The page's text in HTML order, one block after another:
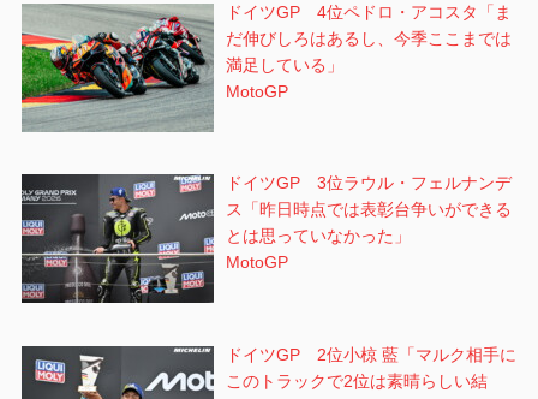
ドイツGP 4位ペドロ・アコスタ「ま
だ伸びしろはあるし、今季ここまでは
満足している」
MotoGP
ドイツGP 3位ラウル・フェルナンデ
ス「昨日時点では表彰台争いができる
とは思っていなかった」
MotoGP
ドイツGP 2位小椋 藍「マルク相手に
このトラックで2位は素晴らしい結